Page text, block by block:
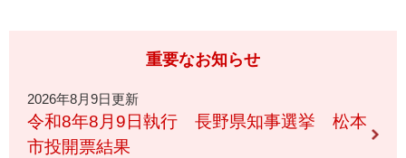
重要なお知らせ
2026年8月9日更新
令和8年8月9日執行 長野県知事選挙 松本
市投開票結果